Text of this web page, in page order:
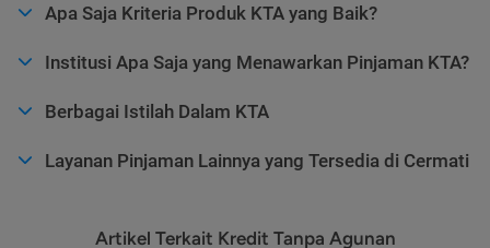
Apa Saja Kriteria Produk KTA yang Baik?
Institusi Apa Saja yang Menawarkan Pinjaman KTA?
Berbagai Istilah Dalam KTA
Layanan Pinjaman Lainnya yang Tersedia di Cermati
Artikel Terkait Kredit Tanpa Agunan